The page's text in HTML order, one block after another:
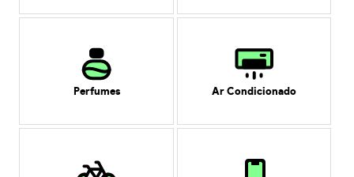
Perfumes Ar Condicionado